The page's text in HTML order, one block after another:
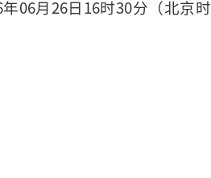
06月26日16时30分（北京时